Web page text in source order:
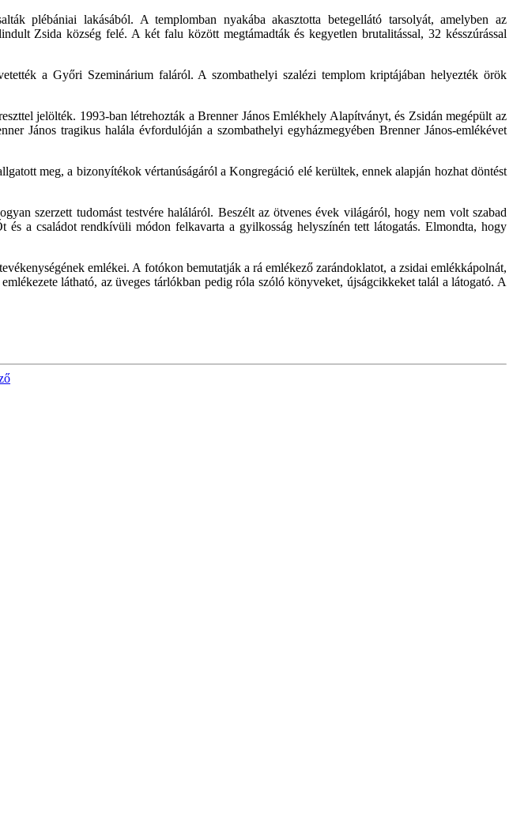
plébániai lakásából. A templomban nyakába akasztotta betegellátó tarsolyát, amelyben az
Zsida község felé. A két falu között megtámadták és kegyetlen brutalitással, 32 késszúrással
a Győri Szeminárium faláról. A szombathelyi szalézi templom kriptájában helyezték örök
jelölték. 1993-ban létrehozták a Brenner János Emlékhely Alapítványt, és Zsidán megépült az
János tragikus halála évfordulóján a szombathelyi egyházmegyében Brenner János-emlékévet
meg, a bizonyítékok vértanúságáról a Kongregáció elé kerültek, ennek alapján hozhat döntést
szerzett tudomást testvére haláláról. Beszélt az ötvenes évek világáról, hogy nem volt szabad
a családot rendkívüli módon felkavarta a gyilkosság helyszínén tett látogatás. Elmondta, hogy
emlékei. A fotókon bemutatják a rá emlékező zarándoklatot, a zsidai emlékkápolnát,
látható, az üveges tárlókban pedig róla szóló könyveket, újságcikkeket talál a látogató. A